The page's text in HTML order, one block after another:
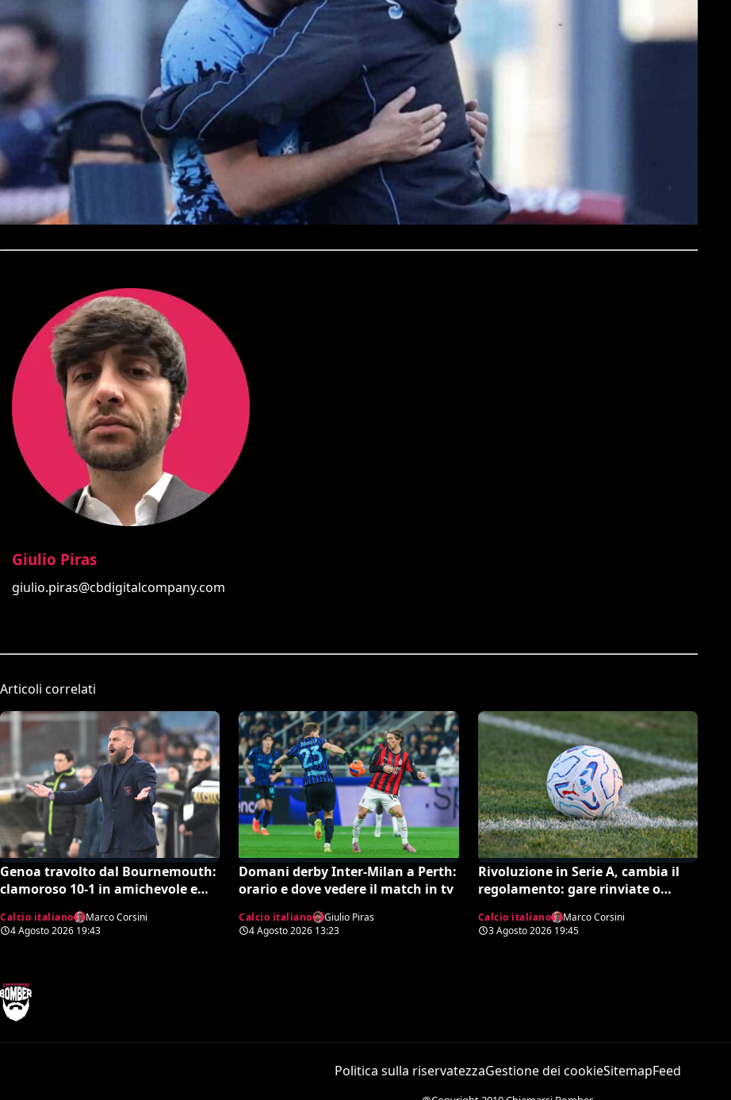
Giulio Piras
giulio.piras@cbdigitalcompany.com
Articoli correlati
Genoa travolto dal Bournemouth:
clamoroso 10-1 in amichevole e
Calcio italiano
Marco Corsini
4 Agosto 2026 19:43
Domani derby Inter-Milan a Perth:
orario e dove vedere il match in tv
Calcio italiano
Giulio Piras
4 Agosto 2026 13:23
Rivoluzione in Serie A, cambia il
regolamento: gare rinviate o
dopo
Calcio italiano
Marco Corsini
3 Agosto 2026 19:45
Politica sulla riservatezzaGestione dei cookieSitemapFeed